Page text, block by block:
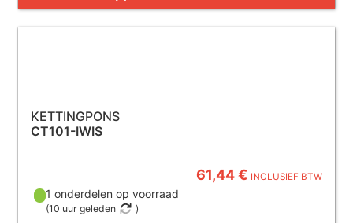
KETTINGPONS
CT101-IWIS
61,44 € INCLUSIEF BTW
1 onderdelen op voorraad
(10 uur geleden )